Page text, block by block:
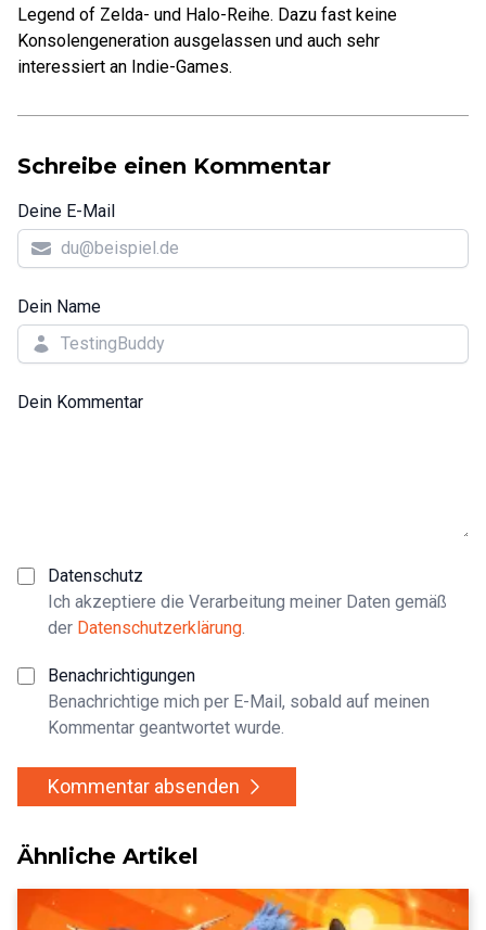
Legend of Zelda- und Halo-Reihe. Dazu fast keine
Konsolengeneration ausgelassen und auch sehr
interessiert an Indie-Games.
Schreibe einen Kommentar
Deine E-Mail
Dein Name
Dein Kommentar
Datenschutz
Ich akzeptiere die Verarbeitung meiner Daten gemäß
der Datenschutzerklärung.
Benachrichtigungen
Benachrichtige mich per E-Mail, sobald auf meinen
Kommentar geantwortet wurde.
Kommentar absenden
Ähnliche Artikel